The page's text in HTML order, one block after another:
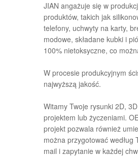
JIAN angażuje się w
produktów, takich jak
telefony, uchwyty na karty,
modowe, składane kubki i
100% nietoksyczne, co
W procesie produkcyjnym
najwyższą jakość.
Witamy Twoje rysunki 2D,
projektem lub życzeniami.
projekt pozwala również
można przygotować
mail i zapytanie w każdej